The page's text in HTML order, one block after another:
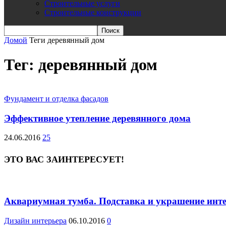
Строительные услуги
Строительные конструкции
Домой Теги деревянный дом
Тег: деревянный дом
Фундамент и отделка фасадов
Эффективное утепление деревянного дома
24.06.2016 25
ЭТО ВАС ЗАИНТЕРЕСУЕТ!
Аквариумная тумба. Подставка и украшение
Дизайн интерьера 06.10.2016 0